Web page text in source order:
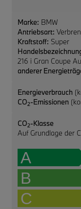
Marke: BMW
Antriebsart:
Kraftstoff: Super
216 i Gran Coupe
anderer
Energieverbrauch
CO2-Emissionen
CO2-Klasse
Auf Grundlage der
A
B
C